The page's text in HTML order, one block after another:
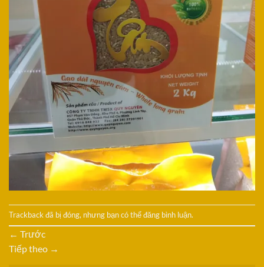
Trackback đã bị đóng, nhưng bạn có thểđăng bình luận.
← Trước
Tiếp theo →